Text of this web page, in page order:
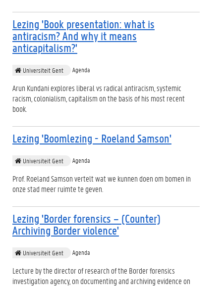
Lezing 'Book presentation: what is
antiracism? And why it means
anticapitalism?'
Universiteit Gent Agenda
Arun Kundani explores liberal vs radical antiracism, systemic
racism, colonialism, capitalism on the basis of his most recent
book.
Lezing 'Boomlezing - Roeland Samson'
Universiteit Gent Agenda
Prof. Roeland Samson vertelt wat we kunnen doen om bomen in
onze stad meer ruimte te geven.
Lezing 'Border forensics – (Counter)
Archiving Border violence'
Universiteit Gent Agenda
Lecture by the director of research of the Border forensics
investigation agency, on documenting and archiving evidence on